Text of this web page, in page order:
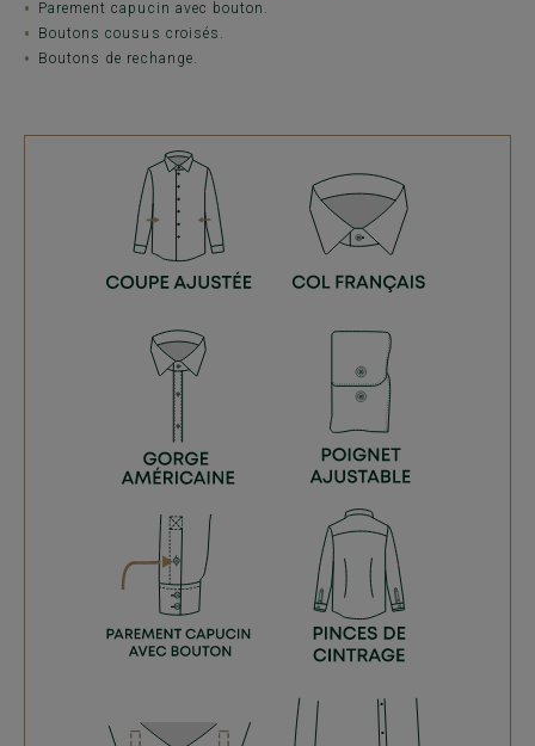
Parement capucin avec bouton.
Boutons cousus croisés.
Boutons de rechange.